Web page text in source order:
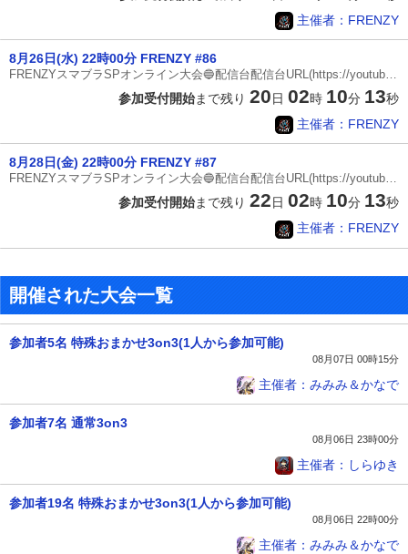
主催者：FRENZY
8月26日(水) 22時00分 FRENZY #86
FRENZYスマブラSPオンライン大会🔵配信台配信台URL(https://youtube.com/@eveerevival?si=GWVS3_hz22Gzzga0)配信台フレコ(8398-5853-1397)🔵ゲームルール〈配信台〉※全試合3本先取各回戦1試合ずつ準決勝2試合決勝戦〈乱闘ルール〉・ストック制(3ストック)・制限時間(7分)・チャージ切り札(なし)・アイテムスピリッツ(なし)・ポーズ機能(なし)※Miiファイターを使用する際は事前に技の申告をお願いします〈くわしいルール〉・ステージギミック(なし)🔵ステージルール〈1戦目〉①両選手がスターターから2ステージずつ拒否②両選手が拒否されたステージ以外から選択〈2戦目以降〉③勝者がスターターとカウンター含む全ステージから3ステージ拒否④敗者が拒否されたステージ以外から選択〔スターターステージ〕終点(終点化)戦場(戦場化)小戦場ポケモンスタジアム2村と街ホロウバスティオン〔カウンターステージ〕カロスポケモンリーグすま村ライラットクルーズ🔵7分で試合が終わらなかった場合原則サドンデスは使用せず直前の%が低かった方が勝ち(↓サドンデ
参加受付開始まで残り 20日 02時 10分 12秒
主催者：FRENZY
8月28日(金) 22時00分 FRENZY #87
FRENZYスマブラSPオンライン大会🔵配信台配信台URL(https://youtube.com/@eveerevival?si=GWVS3_hz22Gzzga0)配信台フレコ(8398-5853-1397)🔵ゲームルール〈配信台〉※全試合3本先取各回戦1試合ずつ準決勝2試合決勝戦〈乱闘ルール〉・ストック制(3ストック)・制限時間(7分)・チャージ切り札(なし)・アイテムスピリッツ(なし)・ポーズ機能(なし)※Miiファイターを使用する際は事前に技の申告をお願いします〈くわしいルール〉・ステージギミック(なし)🔵ステージルール〈1戦目〉①両選手がスターターから2ステージずつ拒否②両選手が拒否されたステージ以外から選択〈2戦目以降〉③勝者がスターターとカウンター含む全ステージから3ステージ拒否④敗者が拒否されたステージ以外から選択〔スターターステージ〕終点(終点化)戦場(戦場化)小戦場ポケモンスタジアム2村と街ホロウバスティオン〔カウンターステージ〕カロスポケモンリーグすま村ライラットクルーズ🔵7分で試合が終わらなかった場合原則サドンデスは使用せず直前の%が低かった方が勝ち(↓サドンデ
参加受付開始まで残り 22日 02時 10分 12秒
主催者：FRENZY
開催された大会一覧
参加者5名 特殊おまかせ3on3(1人から参加可能)
08月07日 00時15分
主催者：みみみ＆かなで
参加者7名 通常3on3
08月06日 23時00分
主催者：しらゆき
参加者19名 特殊おまかせ3on3(1人から参加可能)
08月06日 22時00分
主催者：みみみ＆かなで